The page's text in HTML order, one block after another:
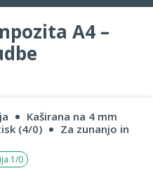
A4 –
Kaširana na 4 mm
(4/0)
Za zunanjo in
1/0